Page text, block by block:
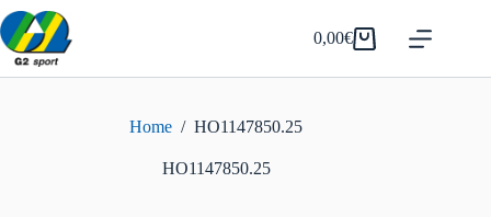
Salta
al
contenuto
Carrello
0,00€
Home / HO1147850.25
HO1147850.25